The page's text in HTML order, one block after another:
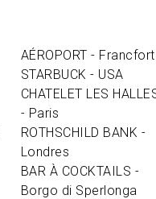
AÉROPORT - Francfort
STARBUCK - USA
CHATELET LES
- Paris
ROTHSCHILD BANK -
Londres
BAR À COCKTAILS -
Borgo di Sperlonga